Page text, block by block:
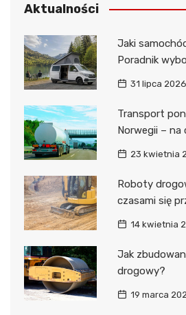
Aktualności
Jaki
Poradnik
31 lipca 2026
Transport
Norwegii – na
23 kwietnia
Roboty
czasami się
14 kwietnia
Jak
drogowy?
19 marca